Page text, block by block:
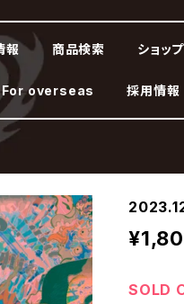
報 商品検索 ショッ
For overseas 採用情報
SOLD